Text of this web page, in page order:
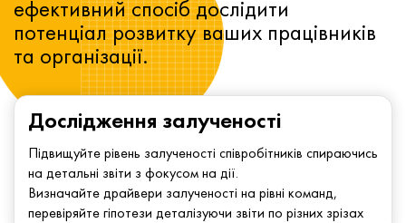
Дослідження залученості
Підвищуйте рівень залученості співробітників спираючись
на детальні звіти з фокусом на дії.
Визначайте драйвери залученості на рівні команд,
перевіряйте гіпотези деталізуючи звіти по різних зрізах
ефективний спосіб дослідити
потенціал розвитку ваших працівників
та організації.